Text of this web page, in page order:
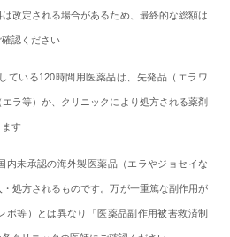
改定される場合があるため、最終的な総額は
認ください
ている120時間用医薬品は、先発品（エラワ
ラ等）か、クリニックにより処方される薬剤
ます
未承認の海外製医薬品（エラやジョセイな
処方されるものです。万が一重篤な副作用が
ボ等）とは異なり「医薬品副作用被害救済制